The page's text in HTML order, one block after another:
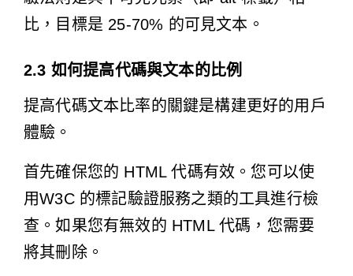
比，目標是 25-70% 的可見文本。
2.3 如何提高代碼與文本的比例
提高代碼文本比率的關鍵是構建更好的用戶
體驗。
首先確保您的 HTML 代碼有效。您可以使
用W3C 的標記驗證服務之類的工具進行檢
查。如果您有無效的 HTML 代碼，您需要
將其刪除。